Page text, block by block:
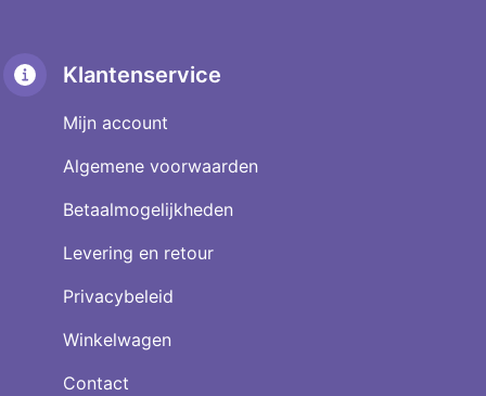
Klantenservice
Mijn account
Algemene voorwaarden
Betaalmogelijkheden
Levering en retour
Privacybeleid
Winkelwagen
Contact